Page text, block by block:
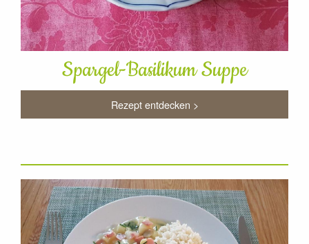
Spargel-Basilikum Suppe
Rezept entdecken >